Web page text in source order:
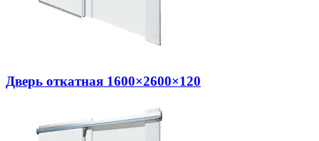
Дверь откатная 1600×2600×120